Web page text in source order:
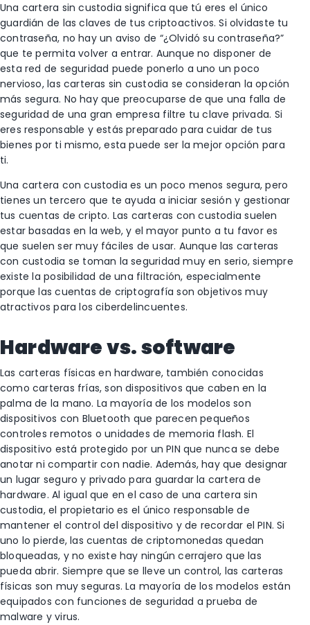
Una cartera sin custodia significa que tú eres el único
guardián de las claves de tus criptoactivos. Si olvidaste tu
contraseña, no hay un aviso de “¿Olvidó su contraseña?”
que te permita volver a entrar. Aunque no disponer de
esta red de seguridad puede ponerlo a uno un poco
nervioso, las carteras sin custodia se consideran la opción
más segura. No hay que preocuparse de que una falla de
seguridad de una gran empresa filtre tu clave privada. Si
eres responsable y estás preparado para cuidar de tus
bienes por ti mismo, esta puede ser la mejor opción para
ti.
Una cartera con custodia es un poco menos segura, pero
tienes un tercero que te ayuda a iniciar sesión y gestionar
tus cuentas de cripto. Las carteras con custodia suelen
estar basadas en la web, y el mayor punto a tu favor es
que suelen ser muy fáciles de usar. Aunque las carteras
con custodia se toman la seguridad muy en serio, siempre
existe la posibilidad de una filtración, especialmente
porque las cuentas de criptografía son objetivos muy
atractivos para los ciberdelincuentes.
Hardware vs. software
Las carteras físicas en hardware, también conocidas
como carteras frías, son dispositivos que caben en la
palma de la mano. La mayoría de los modelos son
dispositivos con Bluetooth que parecen pequeños
controles remotos o unidades de memoria flash. El
dispositivo está protegido por un PIN que nunca se debe
anotar ni compartir con nadie. Además, hay que designar
un lugar seguro y privado para guardar la cartera de
hardware. Al igual que en el caso de una cartera sin
custodia, el propietario es el único responsable de
mantener el control del dispositivo y de recordar el PIN. Si
uno lo pierde, las cuentas de criptomonedas quedan
bloqueadas, y no existe hay ningún cerrajero que las
pueda abrir. Siempre que se lleve un control, las carteras
físicas son muy seguras. La mayoría de los modelos están
equipados con funciones de seguridad a prueba de
malware y virus.